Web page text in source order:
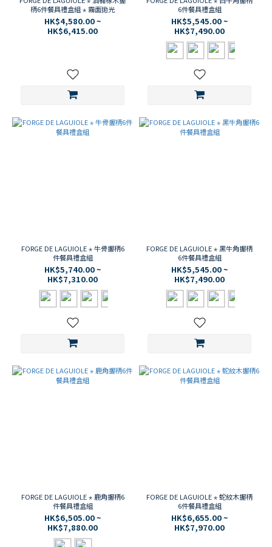
柄6件餐具禮盒組 ⋆ 霧面拋光
HK$4,580.00 ~
HK$6,415.00
6件餐具禮盒組
HK$5,545.00 ~
HK$7,490.00
FORGE DE LAGUIOLE ⋆ 牛骨握柄6
件餐具禮盒組
HK$5,740.00 ~
HK$7,310.00
FORGE DE LAGUIOLE ⋆ 黑牛角握柄
6件餐具禮盒組
HK$5,545.00 ~
HK$7,490.00
FORGE DE LAGUIOLE ⋆ 鹿角握柄6
件餐具禮盒組
HK$6,505.00 ~
HK$7,880.00
FORGE DE LAGUIOLE ⋆ 蛇紋木握柄
6件餐具禮盒組
HK$6,655.00 ~
HK$7,970.00